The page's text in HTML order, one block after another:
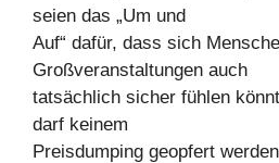
seien das „Um und
Auf“ dafür, dass sich
Großveranstaltungen auch
tatsächlich sicher fühlen
darf keinem
Preisdumping geopfert